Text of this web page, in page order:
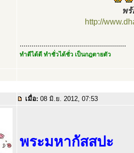
พร้
http://
.....................................................
ทำดีได้ดี ทำชั่วได้ชั่ว เป็นกฎตายตัว
เมื่อ: 08 มิ.ย. 2012, 07:53
พระมหากัสสปะ